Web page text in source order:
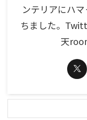
ンテリアにハ
ちました。
天